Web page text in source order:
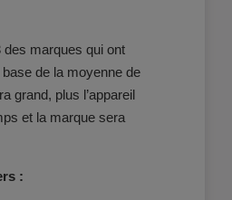
des marques qui ont
de la moyenne de
grand, plus l’appareil
et la marque sera
: